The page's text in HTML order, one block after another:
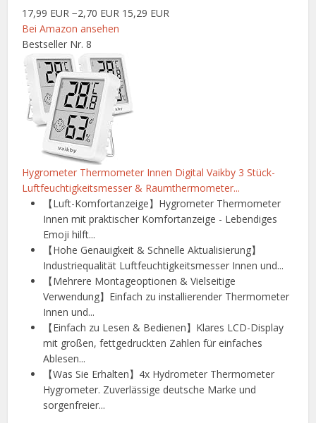
17,99 EUR −2,70 EUR 15,29 EUR
Bei Amazon ansehen
Bestseller Nr. 8
Hygrometer Thermometer Innen Digital Vaikby 3 Stück-
Luftfeuchtigkeitsmesser & Raumthermometer...
【Luft-Komfortanzeige】Hygrometer Thermometer
Innen mit praktischer Komfortanzeige - Lebendiges
Emoji hilft...
【Hohe Genauigkeit & Schnelle Aktualisierung】
Industriequalität Luftfeuchtigkeitsmesser Innen und...
【Mehrere Montageoptionen & Vielseitige
Verwendung】Einfach zu installierender Thermometer
Innen und...
【Einfach zu Lesen & Bedienen】Klares LCD-Display
mit großen, fettgedruckten Zahlen für einfaches
Ablesen...
【Was Sie Erhalten】4x Hydrometer Thermometer
Hygrometer. Zuverlässige deutsche Marke und
sorgenfreier...